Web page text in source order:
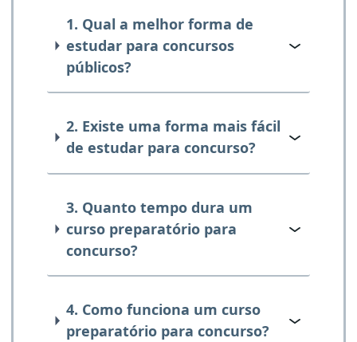
1. Qual a melhor forma de
estudar para concursos
públicos?
2. Existe uma forma mais fácil
de estudar para concurso?
3. Quanto tempo dura um
curso preparatório para
concurso?
4. Como funciona um curso
preparatório para concurso?